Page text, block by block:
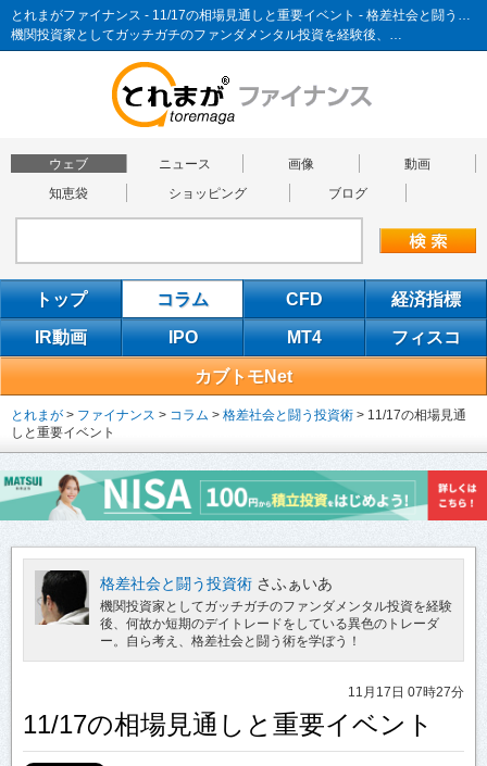
とれまがファイナンス - 11/17の相場見通しと重要イベント - 格差社会と闘う投資術
機関投資家としてガッチガチのファンダメンタル投資を経験後、…
ウェブ ニュース 画像
動画
知恵袋
ショッピング ブログ
トップ コラム CFD 経済指標
IR動画 IPO MT4 フィスコ
カブトモNet
とれまが > ファイナンス > コラム > 格差社会と闘う投資術 > 11/17の相場見通
しと重要イベント
格差社会と闘う投資術 さふぁいあ
機関投資家としてガッチガチのファンダメンタル投資を経験
後、何故か短期のデイトレードをしている異色のトレーダ
ー。自ら考え、格差社会と闘う術を学ぼう！
11月17日 07時27分
11/17の相場見通しと重要イベント